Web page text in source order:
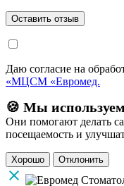
Даю согласие на
«МЦСМ «Евромед.
🍪 Мы
Они помогают делать
посещаемость и
Хорошо Отклонить